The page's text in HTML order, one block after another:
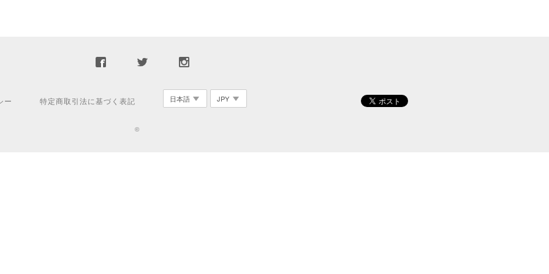
ー 特定商取引法に基づく表記
©